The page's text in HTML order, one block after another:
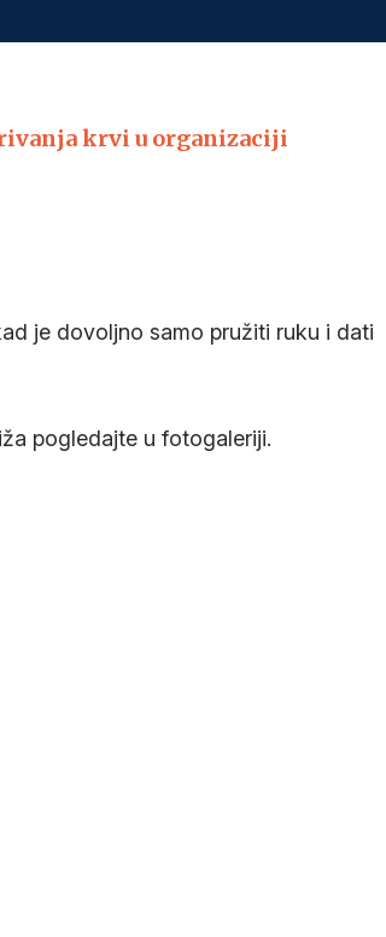
krvi u organizaciji
je dovoljno samo pružiti ruku i dati
pogledajte u fotogaleriji.